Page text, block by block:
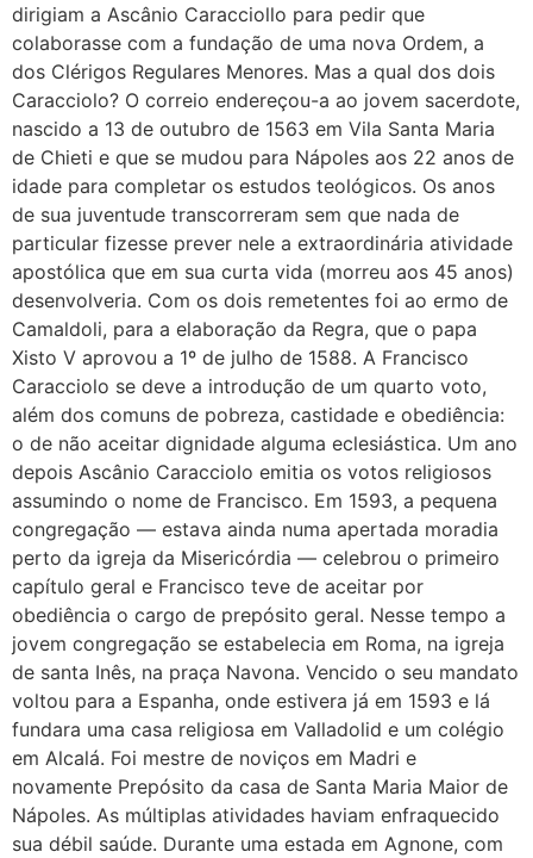
dirigiam a Ascânio Caracciollo para pedir que
colaborasse com a fundação de uma nova Ordem, a
dos Clérigos Regulares Menores. Mas a qual dos dois
Caracciolo? O correio endereçou-a ao jovem sacerdote,
nascido a 13 de outubro de 1563 em Vila Santa Maria
de Chieti e que se mudou para Nápoles aos 22 anos de
idade para completar os estudos teológicos. Os anos
de sua juventude transcorreram sem que nada de
particular fizesse prever nele a extraordinária atividade
apostólica que em sua curta vida (morreu aos 45 anos)
desenvolveria. Com os dois remetentes foi ao ermo de
Camaldoli, para a elaboração da Regra, que o papa
Xisto V aprovou a 1º de julho de 1588. A Francisco
Caracciolo se deve a introdução de um quarto voto,
além dos comuns de pobreza, castidade e obediência:
o de não aceitar dignidade alguma eclesiástica. Um ano
depois Ascânio Caracciolo emitia os votos religiosos
assumindo o nome de Francisco. Em 1593, a pequena
congregação — estava ainda numa apertada moradia
perto da igreja da Misericórdia — celebrou o primeiro
capítulo geral e Francisco teve de aceitar por
obediência o cargo de prepósito geral. Nesse tempo a
jovem congregação se estabelecia em Roma, na igreja
de santa Inês, na praça Navona. Vencido o seu mandato
voltou para a Espanha, onde estivera já em 1593 e lá
fundara uma casa religiosa em Valladolid e um colégio
em Alcalá. Foi mestre de noviços em Madri e
novamente Prepósito da casa de Santa Maria Maior de
Nápoles. As múltiplas atividades haviam enfraquecido
sua débil saúde. Durante uma estada em Agnone, com